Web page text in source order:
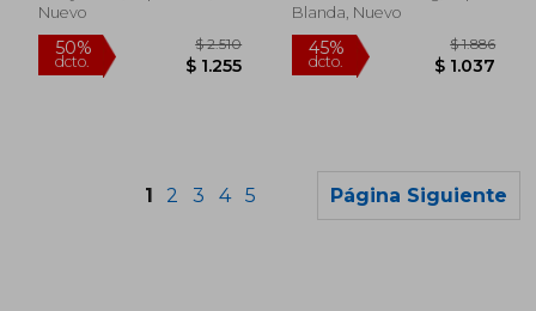
Nuevo
Blanda, Nuevo
1 2 3 4 5 Página Siguiente